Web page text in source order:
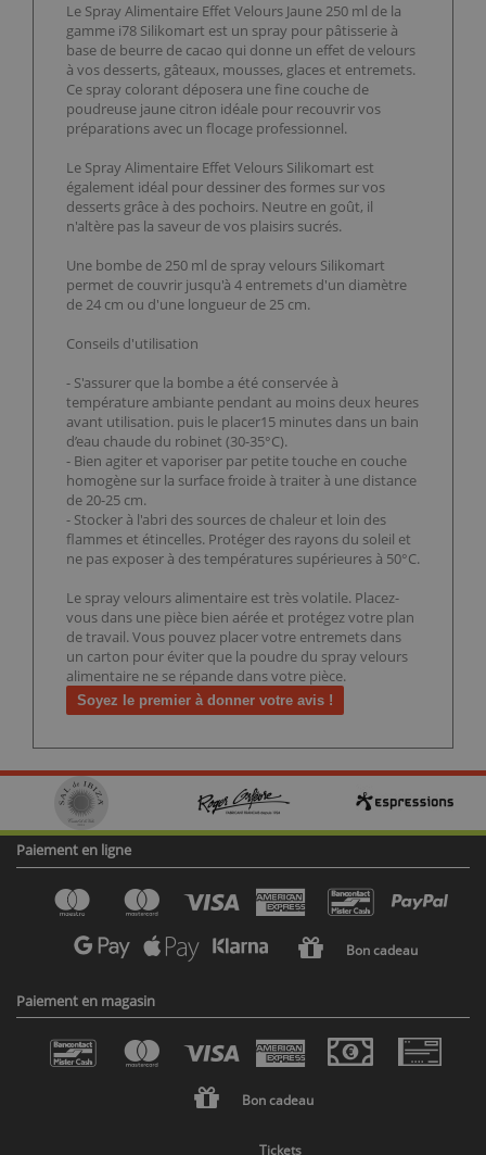
Le Spray Alimentaire Effet Velours Jaune 250 ml de la
gamme i78 Silikomart est un spray pour pâtisserie à
base de beurre de cacao qui donne un effet de velours
à vos desserts, gâteaux, mousses, glaces et entremets.
Ce spray colorant déposera une fine couche de
poudreuse jaune citron idéale pour recouvrir vos
préparations avec un flocage professionnel.
Le Spray Alimentaire Effet Velours Silikomart est
également idéal pour dessiner des formes sur vos
desserts grâce à des pochoirs. Neutre en goût, il
n'altère pas la saveur de vos plaisirs sucrés.
Une bombe de 250 ml de spray velours Silikomart
permet de couvrir jusqu'à 4 entremets d'un diamètre
de 24 cm ou d'une longueur de 25 cm.
Conseils d'utilisation
- S'assurer que la bombe a été conservée à
température ambiante pendant au moins deux heures
avant utilisation. puis le placer15 minutes dans un bain
d’eau chaude du robinet (30-35°C).
- Bien agiter et vaporiser par petite touche en couche
homogène sur la surface froide à traiter à une distance
de 20-25 cm.
- Stocker à l'abri des sources de chaleur et loin des
flammes et étincelles. Protéger des rayons du soleil et
ne pas exposer à des températures supérieures à 50°C.
Le spray velours alimentaire est très volatile. Placez-
vous dans une pièce bien aérée et protégez votre plan
de travail. Vous pouvez placer votre entremets dans
un carton pour éviter que la poudre du spray velours
alimentaire ne se répande dans votre pièce.
Soyez le premier à donner votre avis !
Paiement en ligne
Bon cadeau
Paiement en magasin
Bon cadeau
Tickets